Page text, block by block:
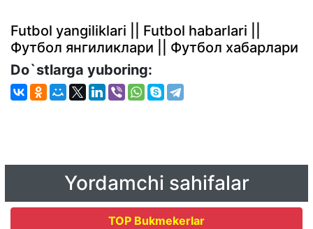
Futbol yangiliklari || Futbol habarlari ||
Футбол янгиликлари || Футбол хабарлари
Do`stlarga yuboring:
Yordamchi sahifalar
TOP Bukmekerlar